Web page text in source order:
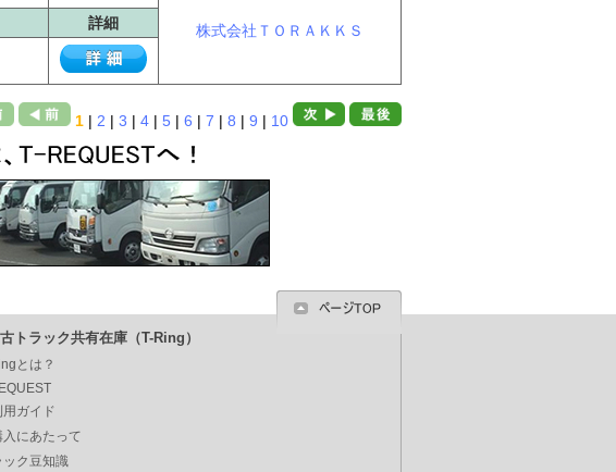
株式会社ＴＯＲＡＫＫＳ
詳細
1 | 2 | 3 | 4 | 5 | 6 | 7 | 8 | 9 | 10
トラック共有在庫（T-Ring）
とは？
用ガイド
入にあたって
ック豆知識